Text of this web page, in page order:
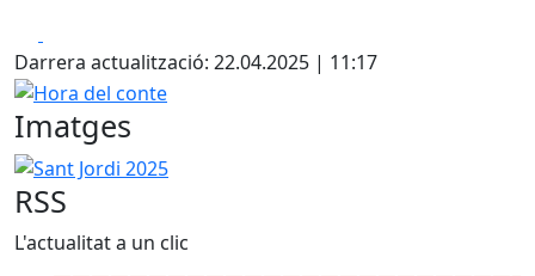
Darrera actualització: 22.04.2025 | 11:17
Hora del conte
Imatges
Sant Jordi 2025
RSS
L'actualitat a un clic